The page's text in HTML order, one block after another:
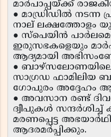
മാർപാപ്പയ്ക്ക്
● മാഡ്രിഡിൽ നടന്ന
നാല് ലക്ഷത്തോളം
● സ്പെയിൻ
ഇരുസഭകളെയും
ആദ്യമായി
● ബാഴ്സലോണയിലെ
സാഗ്രഡ ഫാമിലിയ
ഗോപുരം അദ്ദേഹം
● അവസാന രണ്ട്
ദ്വീപുകൾ സന്ദർശിച്ച്
മരണപ്പെട്ട
ആദരമർപ്പിക്കും.